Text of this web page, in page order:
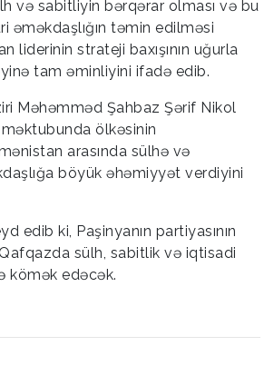
və sabitliyin bərqərar olması və bu
əməkdaşlığın təmin edilməsi
liderinin strateji baxışının uğurla
tam əminliyini ifadə edib.
Məhəmməd Şahbaz Şərif Nikol
ölkəsinin
arasında sülhə və
böyük əhəmiyyət verdiyini
edib ki, Paşinyanın partiyasının
sülh, sabitlik və iqtisadi
kömək edəcək.